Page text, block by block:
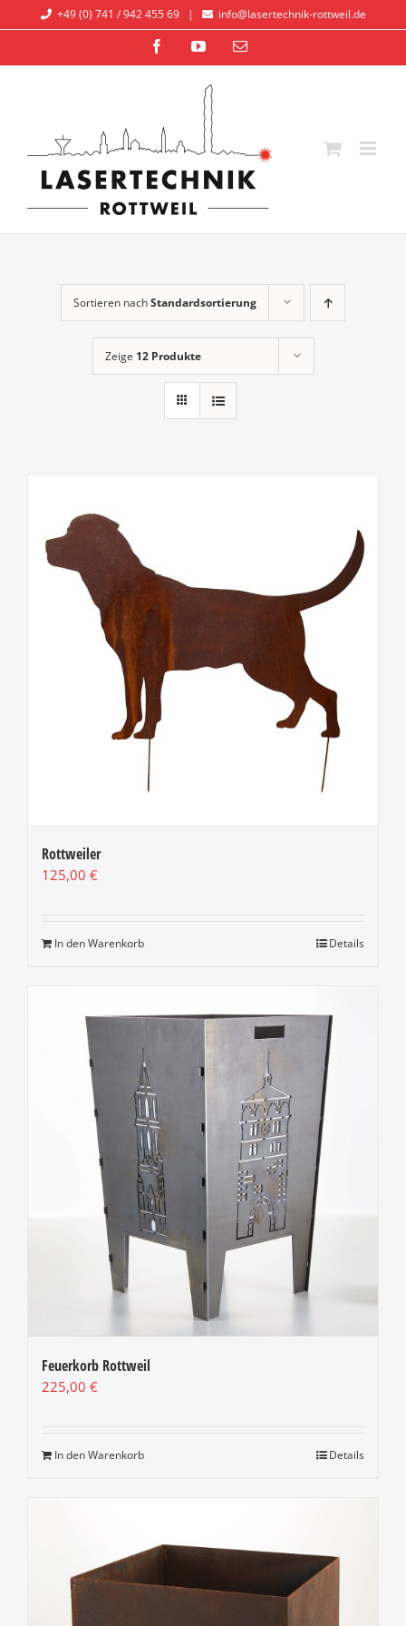
Inhalt
+49 (0) 741 / 942 455 69| info@lasertechnik-rottweil.de
FacebookYouTubeE-
Sortieren nachStandardsortierung
Zeige 12 Produkte
Rottweiler
125,00 €
In den Warenkorb Details
Feuerkorb Rottweil
225,00 €
In den Warenkorb Details